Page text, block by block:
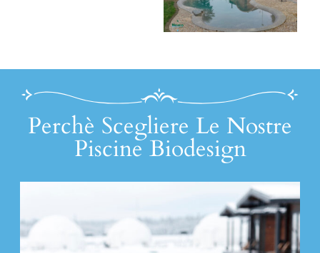
Perchè Scegliere Le Nostre
Piscine Biodesign